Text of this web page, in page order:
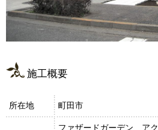
施工概要
所在地 町田市
ファザードガーデン ア